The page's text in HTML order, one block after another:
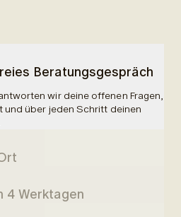
Beratungsgespräch
wir deine offenen Fragen,
über jeden Schritt deinen
Dir wird Blut abgenommen und es
Scan. Ingesamt planen wir 90
4 Werktagen